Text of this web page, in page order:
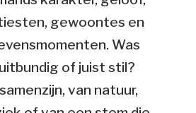
gewoontes en
Was
of juist stil?
van natuur,